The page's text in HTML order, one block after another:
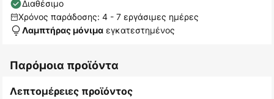
Διαθέσιμο
Χρόνος παράδοσης: 4 - 7 εργάσιμες ημέρες
Λαμπτήρας μόνιμα εγκατεστημένος
Παρόμοια προϊόντα
Λεπτομέρειες προϊόντος